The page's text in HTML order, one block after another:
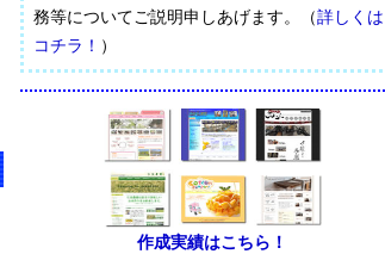
務等についてご説明申しあげます。（詳しくは
コチラ！ ）
作成実績はこちら！